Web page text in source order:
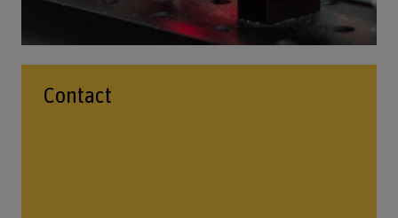
Contact